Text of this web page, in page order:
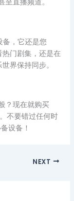
直播频道。
备，它还是您
门剧集，还是在
界保持同步。
？现在就购买
不要错过任何时
设备！
NEXT